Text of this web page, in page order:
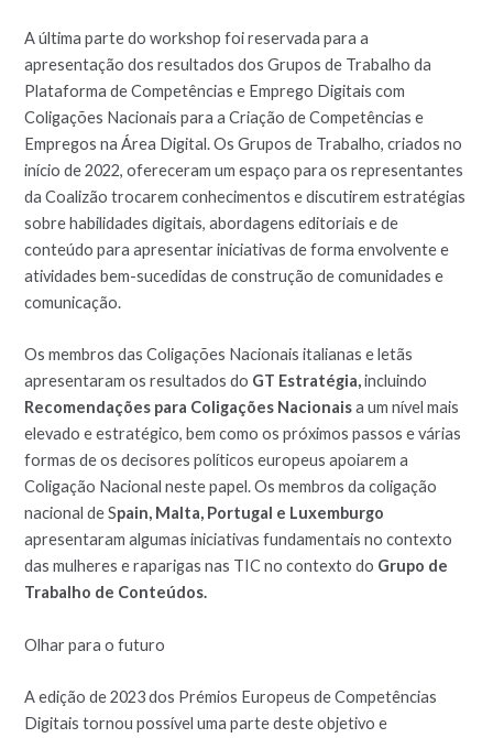
A última parte do workshop foi reservada para a
apresentação dos resultados dos Grupos de Trabalho da
Plataforma de Competências e Emprego Digitais com
Coligações Nacionais para a Criação de Competências e
Empregos na Área Digital. Os Grupos de Trabalho, criados no
início de 2022, ofereceram um espaço para os representantes
da Coalizão trocarem conhecimentos e discutirem estratégias
sobre habilidades digitais, abordagens editoriais e de
conteúdo para apresentar iniciativas de forma envolvente e
atividades bem-sucedidas de construção de comunidades e
comunicação.
Os membros das Coligações Nacionais italianas e letãs
apresentaram os resultados do GT Estratégia,incluindo
Recomendações para Coligações Nacionaisa um nível mais
elevado e estratégico, bem como os próximos passos e várias
formas de os decisores políticos europeus apoiarem a
Coligação Nacional neste papel. Os membros da coligação
nacional de Spain, Malta, Portugal e Luxemburgo
apresentaram algumas iniciativas fundamentais no contexto
das mulheres e raparigas nas TIC no contexto do Grupo de
Trabalho de Conteúdos.
Olhar para o futuro
A edição de 2023 dos Prémios Europeus de Competências
Digitais tornou possível uma parte deste objetivo e